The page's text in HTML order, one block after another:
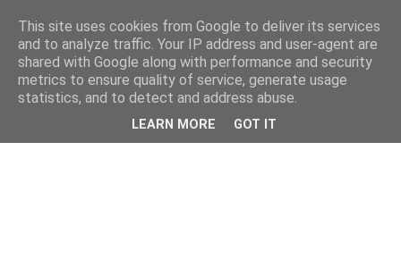
kristietim
viss, kas jāzin kristietim
This site uses cookies from Google to deliver its services
and to analyze traffic. Your IP address and user-agent are
shared with Google along with performance and security
metrics to ensure quality of service, generate usage
statistics, and to detect and address abuse.
LEARN MORE GOT IT